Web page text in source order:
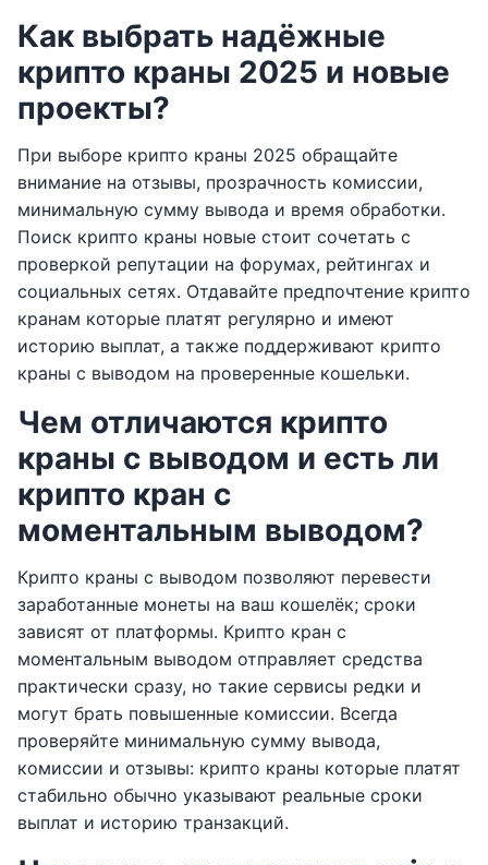
Как выбрать надёжные
крипто краны 2025 и новые
проекты?
При выборе крипто краны 2025 обращайте
внимание на отзывы, прозрачность комиссии,
минимальную сумму вывода и время обработки.
Поиск крипто краны новые стоит сочетать с
проверкой репутации на форумах, рейтингах и
социальных сетях. Отдавайте предпочтение крипто
кранам которые платят регулярно и имеют
историю выплат, а также поддерживают крипто
краны с выводом на проверенные кошельки.
Чем отличаются крипто
краны с выводом и есть ли
крипто кран с
моментальным выводом?
Крипто краны с выводом позволяют перевести
заработанные монеты на ваш кошелёк; сроки
зависят от платформы. Крипто кран с
моментальным выводом отправляет средства
практически сразу, но такие сервисы редки и
могут брать повышенные комиссии. Всегда
проверяйте минимальную сумму вывода,
комиссии и отзывы: крипто краны которые платят
стабильно обычно указывают реальные сроки
выплат и историю транзакций.